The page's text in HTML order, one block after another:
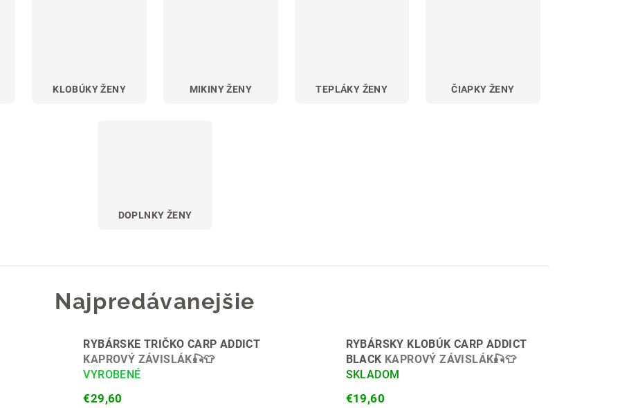
KLOBÚKY ŽENY MIKINY ŽENY TEPLÁKY ŽENY ČIAPKY ŽENY
DOPLNKY ŽENY
Najpredávanejšie
RYBÁRSKE TRIČKO CARP ADDICT
KAPROVÝ ZÁVISLÁK🎣👕
VYROBENÉ
€29,60
RYBÁRSKY KLOBÚK CARP ADDICT
BLACK KAPROVÝ ZÁVISLÁK🎣👕
SKLADOM
€19,60